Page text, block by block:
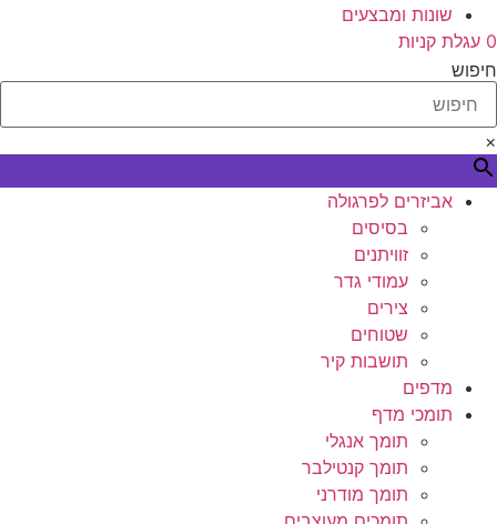
שונות ומבצעים
0 עגלת קניות
חיפוש
×
אביזרים לפרגולה
בסיסים
זוויתנים
עמודי גדר
צירים
שטוחים
תושבות קיר
מדפים
תומכי מדף
תומך אנגלי
תומך קנטילבר
תומך מודרני